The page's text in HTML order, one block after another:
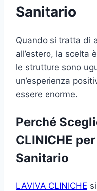
Sanitario
Quando si tratta di
all’estero, la scelta
le strutture sono
un’esperienza
essere enorme.
Perché
CLINICHE
Sanitario
LAVIVA CLINICHE